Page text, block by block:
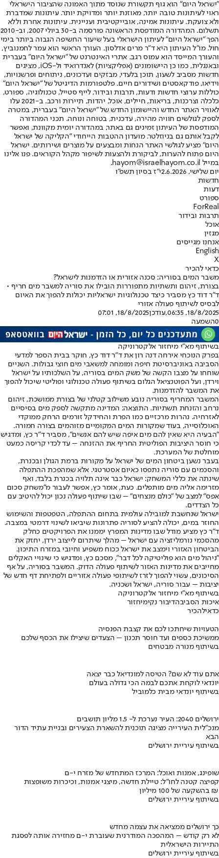
"ישראל היום" הוא גוף תקשורת שנוסד מתוך האמונה שהציבור הישראלי
ראוי לעיתונות טובה יותר, מאוזנת יותר ומדויקת יותר. עיתונות שמדברת
ולא צועקת. עיתונות אמינה, אובייקטיבית ועניינית. עיתונות אחרת וללא
תשלום. המהדורה המודפסת הראשונה פורסמה ב-30 ביולי 2007, וב-2010
הפך "ישראל היום" לעיתון הישראלי בעל שיעור החשיפה הגבוה ביותר בימי
חול. מו"ל העיתון היא ד"ר מרים אדלסון. העורך הראשי הוא עמר לחמנוביץ,
והעורך המייסד הוא עמוס רגב. אתרי האינטרנט של "ישראל היום" בעברית
ובאנגלית, כמו כן היישומונים (אפליקציות) לאנדרואיד ול-iOS, מציגים
חדשות מסביב לשעון, תוכן בלעדי, מבזקים ועדכונים, ניתוחים ופרשנויות,
וידיאו, פודקאסטים ושידורים חיים. פלטפורמות הדיגיטל של "ישראל היום"
כוללות ערוצי חדשות ודעות, תרבות ובידור, לייף סטייל, טכנולוגיה, ספורט,
כלכלה וצרכנות, בריאות, חיילים, אוכל, יהדות, תיירות ורכב. ב-2021 עלו
לאוויר האתר החדש והיישומון החדש של "ישראל היום" בעברית, במטרה
לספק לגולשים חוויה מהירה, עדכנית, בטוחה ונוחה. תכני המהדורה
המודפסת של העיתון זמינים גם באתר, במהדורה יומית מקוונת, ואפשר
לקבל אותם גם בניוזלטר. מועדון ההטבות הייחודי "הקליקה של ישראל
היום" מציע לגולשי האתר הנחות ומבצעים על מוצרים ושירותים. ישראל
היום פתוח להערות, לביקורת ולהצעות לשיפור מקהל הקוראים. פנו אלינו
במייל hayom@israelhayom.co.il.
יום שלישי, 2.6.2026
י"ז בסיון תשפ"ו
חדשות
דעות
ספורט
ForReal
תרבות ובידור
אוכל
מגזין
אנחנו מגייסים
English
X
כדאי להכיר
משבר המים בסוריה: סכנה אזורית או הזדמנות לישראל?
בצורת, זיהום ותשתיות מתפוררות הובילו את סוריה למשבר מים חריף •
ד"ר דוד כץ מסביר כיצד טכנולוגיות ישראליות יכולות להפוך את האיום
לבסיס לשיתוף פעולה אזורי
18/8/2025, 06:35
,עודכן18/8/2025, 07:01
0השמעה
בשיתוף מא"י מיחזור אלקטרוניקה
בפרק הנוכחי אירחה דנה רון את ד"ר דוד כץ, חוקר בבית הספר למדעי
הסביבה באוניברסיטת חיפה ומומחה למשאבי מים חוצי גבולות. השניים
שוחחו על מצבו הקשה של משק המים בסוריה, על השלכותיו על ישראל
וירדן, ועל הפוטנציאל הגלום בשיתוף פעולה טכנולוגי ופוליטי שיכול להפוך
את המשבר להזדמנות.
המשבר המחריף בסוריה נובע משילוב קטלני של בצורת ממושכת, זיהום
נרחב והזנחת תשתיות. התוצאה: המדינה מתקשה לספק מים בסיסיים
לאזרחיה. נהרות מרכזיים כמו הפרת והחידקל זורמים הרחק ממוקדי
האוכלוסייה, בעוד שמקורות המים המקומיים מזוהמים בצורה חמורה.
"הבעיה היא שאין להם מים איפה שיש להם אנשים", מסביר ד"ר כץ, ומדגיש
כי חוסר היציבות הפוליטית החריף את ההזנחה – עד לכדי קריסה כמעט
מוחלטת של המערכת.
בעבר נשען ביטחון המים של ישראל על מקורות ברמת הגולן ובכנרת,
והסכמים עם סוריה נתפסו כאיום אסטרטגי. אלא שמהפכת ההתפלה
שינתה את כללי המשחק: ישראל כבר אינה תלויה בכנרת בלבד, ואף
מזרימה אליה מים מותפלים. כעת, אומר כץ, אפשר לעבור מ"משחק סכום
אפס" למצב של "כולם מנצחים" – שבו שיתוף פעולה נכון יכול להיטיב עם
כל הצדדים.
ישראל שנחשבת למובילה עולמית בתחום ההתפלה, הטפטפות והשימוש
החוזר במים, יכולה להציע לסוריה פתרונות שיביאו לשינוי דרמטי במצבה.
ד"ר כץ מציע מודל שבו מדינות המפרץ יממנו את הפרויקטים כחלק
מהסכמי נורמליזציה עם ישראל – מהלך שיתרום לייצוב ירדן, יחזק את
הביטחון האזורי וימצב את ישראל ככוח משפיע וחיובי במזרח התיכון.
"ניהול מים הוא פוליטיקה לכל דבר", מסכם כץ, ומדגיש כי שינויי האקלים
מחייבים את מדינות האזור לשיתוף פעולה הדוק. המשבר בסוריה, על אף
הסיכונים, עשוי להפוך לזרז לשיתופי פעולה אזוריים ולפתיחת דף חדש של
יציבות – עבור סוריה, ישראל ושכניה.
בשיתוף מא"י מיחזור אלקטרוניקה
איכות הסביבהדיבור נקימיחזור
כדאילהכיר
הטעויות שיחתכו לכם את קצבת הפנסיה
ממשיכת כספים ועד חוסר תכנון – הצעדים שיצילו את הכסף שלכם
בשיתוף מנורה מבטחים
אתם עוד לא שם? הטיסה למונדיאל כבר יצאה
יונדאי לוקחת אתכם לבמה הכי גדולה בעולם
בשיתוף יונדאי מבית כלמוביל
ירושלים 2040: העיר נערכת ל- 1.5 מליון תושבים
מנכ"לית העירייה מציגה תוכנית להשארת הצעירים ובניית עתיד הדור
הבא
בשיתוף עיריית ירושלים
שופינג, אמנות ואוכל: המרכז המתחדש של מזרח י-ם
קפיצה קטנה לחו"ל: טיילת חדשה, מיצגי אמנות, וכיכרות משופצות
בהשקעה של 100 מיליון ₪
בשיתוף עיריית ירושלים
כך ירושלים ממציאה את עצמה מחדש
לא רק קודש – המהפכה המודרנית שעוברת י-ם מחזירה אותה לפסגת
התיירות הישראלית
בשיתוף עיריית ירושלים